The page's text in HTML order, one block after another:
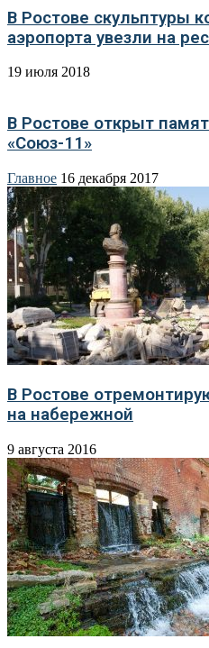
В Ростове скульптуры
аэропорта увезли на
19 июля 2018
В Ростове открыт
«Союз-11»
Главное 16 декабря 2017
В Ростове
на набережной
9 августа 2016